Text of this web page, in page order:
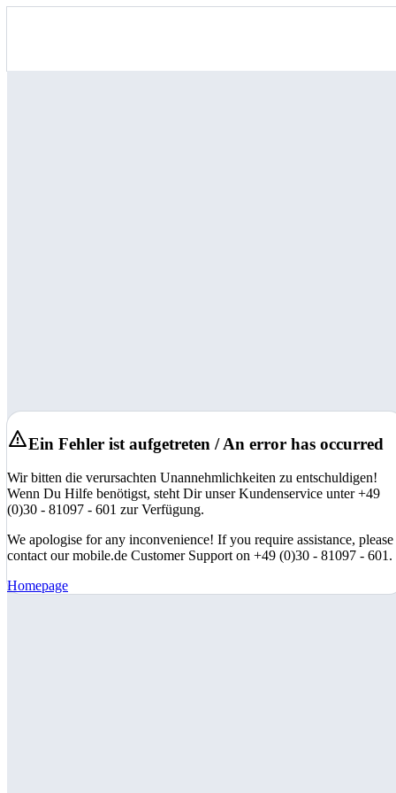
Ein Fehler ist aufgetreten / An error has occurred
Wir bitten die verursachten Unannehmlichkeiten zu entschuldigen!
Wenn Du Hilfe benötigst, steht Dir unser Kundenservice unter +49
(0)30 - 81097 - 601 zur Verfügung.
We apologise for any inconvenience! If you require assistance, please
contact our mobile.de Customer Support on +49 (0)30 - 81097 - 601.
Homepage